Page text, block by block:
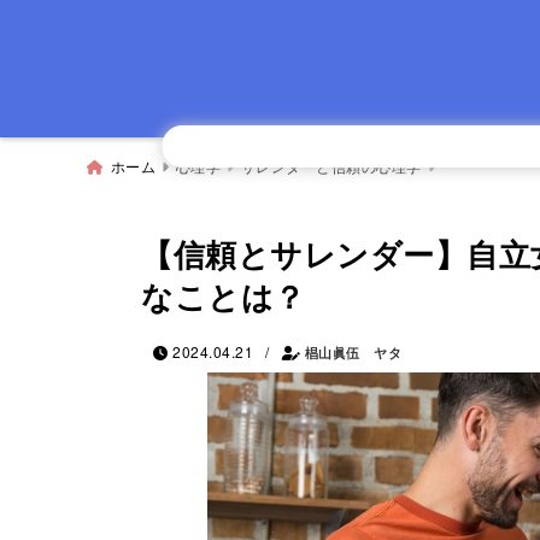
ホーム 心理学 サレンダーと信頼の心理学
【信頼とサレンダー】自
なことは？
2024.04.21 / 椙山眞伍 ヤタ